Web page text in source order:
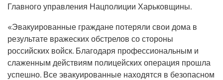
Главного управления Нацполиции Харьковщины.
«Эвакуированные граждане потеряли свои дома в
результате вражеских обстрелов со стороны
российских войск. Благодаря профессиональным и
слаженным действиям полицейских операция прошла
успешно. Все эвакуированные находятся в безопасном